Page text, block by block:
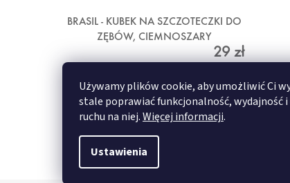
Używamy plików cookie, aby umożliwić Ci
stale poprawiać funkcjonalność, wydajność
ruchu na niej.Więcej informacji.
Ustawienia
BRASIL - KUBEK NA SZCZOTECZKI DO
ZĘBÓW, CIEMNOSZARY
29 zł
SZCZEGÓŁY